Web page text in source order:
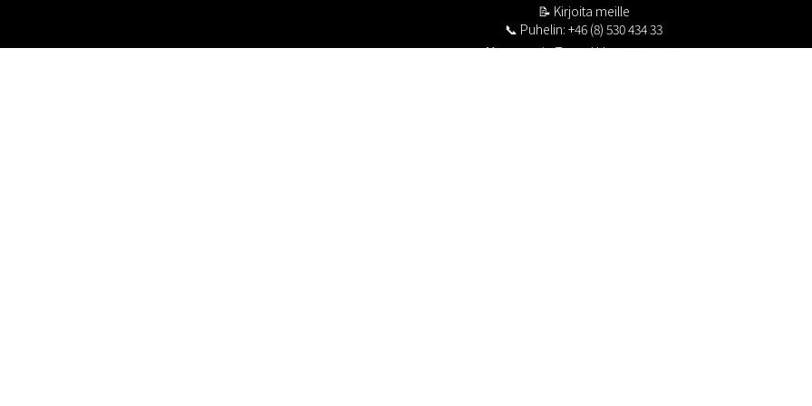
📝 Kirjoita meille
📞 Puhelin: +46 (8) 530 434 33
Maanantai - Torstai klo 10.00 - 17.00